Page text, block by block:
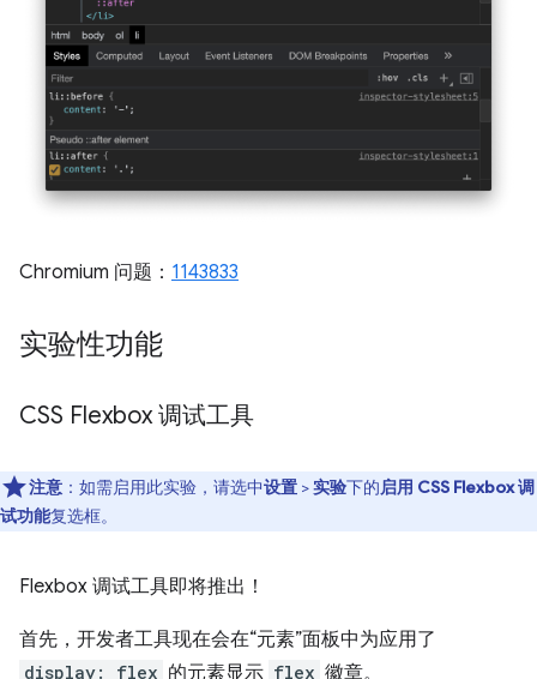
Chromium 问题： 1143833
实验性功能
CSS Flexbox 调试工具
注意 ：如需启用此实验，请选中设置 >实验下的启用 CSS Flexbox 调
试功能复选框。
Flexbox 调试工具即将推出！
首先，开发者工具现在会在“元素”面板中为应用了
display: flex 的元素显示 flex 徽章。